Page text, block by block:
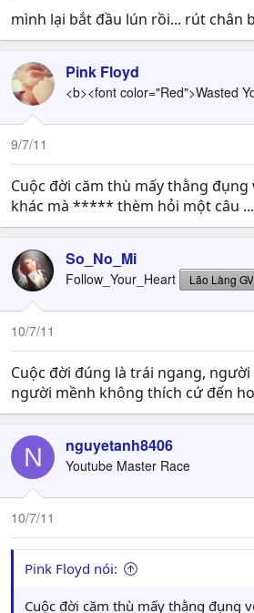
t
e
mình lại bắt đầu lún rồi... rút chân
Pink Floyd
<b><font color="Red">Wasted
9/7/11
Cuộc đời căm thù mấy thằng
khác mà ***** thèm hỏi một câu ...
So_No_Mi
Follow_Your_Heart Lão Làng
10/7/11
Cuộc đời đúng là trái ngang,
người mềnh không thích cứ đến
N nguyetanh8406
Youtube Master Race
10/7/11
Pink Floyd nói:
Cuộc đời căm thù mấy thằng đụng